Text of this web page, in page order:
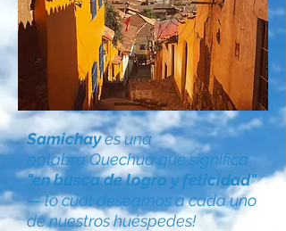
Samichayes una
palabra Quechua que significa
"en busca de logro y felicidad"
— lo cual deseamos a cada uno
de nuestros huéspedes!